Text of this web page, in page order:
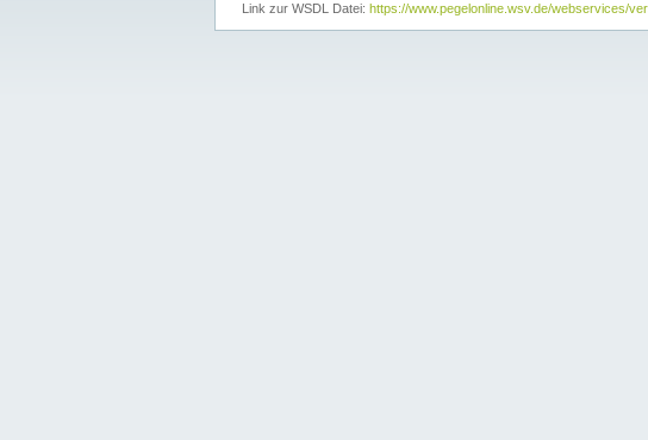
Link zur WSDL Datei: https://www.pegelonline.wsv.de/webservices/